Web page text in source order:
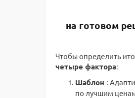
на готовом
Чтобы определить
четыре фактора:
Шаблон :
по лучшим